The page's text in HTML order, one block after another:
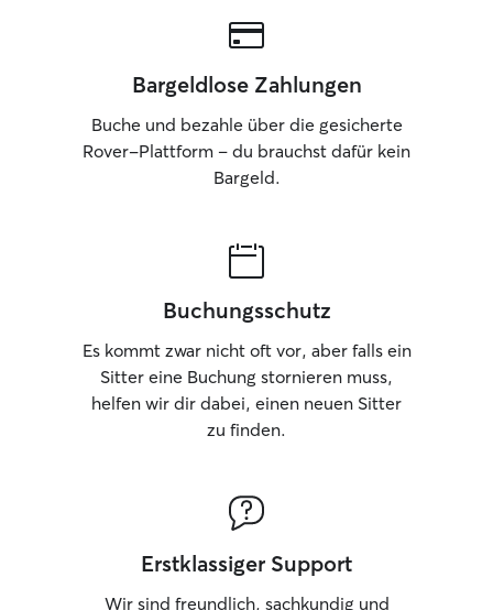
Bargeldlose Zahlungen
Buche und bezahle über die gesicherte
Rover-Plattform – du brauchst dafür kein
Bargeld.
Buchungsschutz
Es kommt zwar nicht oft vor, aber falls ein
Sitter eine Buchung stornieren muss,
helfen wir dir dabei, einen neuen Sitter
zu finden.
Erstklassiger Support
Wir sind freundlich, sachkundig und